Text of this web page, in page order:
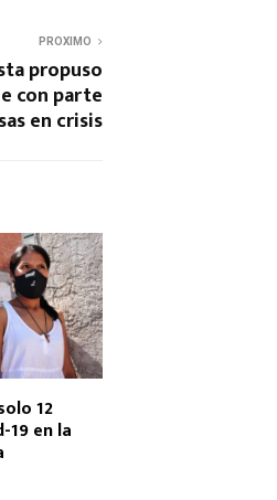
PROXIMO
propuso
con parte
en crisis
12
19 en la